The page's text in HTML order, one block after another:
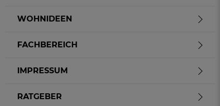
WOHNIDEEN
FACHBEREICH
IMPRESSUM
RATGEBER